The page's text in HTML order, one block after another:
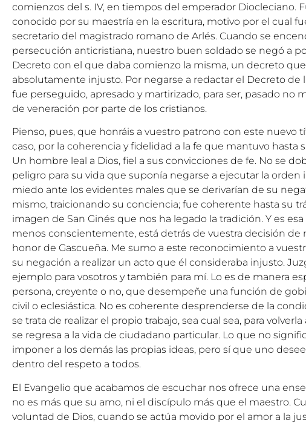
comienzos del s. IV, en tiempos del emperador Diocleciano.
conocido por su maestría en la escritura, motivo por el cual
secretario del magistrado romano de Arlés. Cuando se
persecución anticristiana, nuestro buen soldado se negó a
Decreto con el que daba comienzo la misma, un decreto
absolutamente injusto. Por negarse a redactar el Decreto de
fue perseguido, apresado y martirizado, para ser, pasado no
de veneración por parte de los cristianos.
Pienso, pues, que honráis a vuestro patrono con este nuevo
caso, por la coherencia y fidelidad a la fe que mantuvo hasta
Un hombre leal a Dios, fiel a sus convicciones de fe. No se
peligro para su vida que suponía negarse a ejecutar la orden
miedo ante los evidentes males que se derivarían de su
mismo, traicionando su conciencia; fue coherente hasta su
imagen de San Ginés que nos ha legado la tradición. Y es
menos conscientemente, está detrás de vuestra decisión de
honor de Gascueña. Me sumo a este reconocimiento a
su negación a realizar un acto que él consideraba injusto.
ejemplo para vosotros y también para mí. Lo es de manera
persona, creyente o no, que desempeñe una función de
civil o eclesiástica. No es coherente desprenderse de la
se trata de realizar el propio trabajo, sea cual sea, para
se regresa a la vida de ciudadano particular. Lo que no
imponer a los demás las propias ideas, pero sí que uno
dentro del respeto a todos.
El Evangelio que acabamos de escuchar nos ofrece una
no es más que su amo, ni el discípulo más que el maestro.
voluntad de Dios, cuando se actúa movido por el amor a la